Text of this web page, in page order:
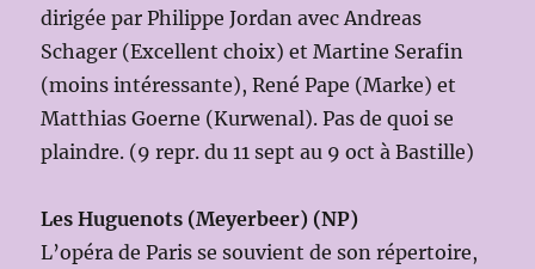
dirigée par Philippe Jordan avec Andreas
Schager (Excellent choix) et Martine Serafin
(moins intéressante), René Pape (Marke) et
Matthias Goerne (Kurwenal). Pas de quoi se
plaindre. (9 repr. du 11 sept au 9 oct à Bastille)
Les Huguenots (Meyerbeer) (NP)
L’opéra de Paris se souvient de son répertoire,